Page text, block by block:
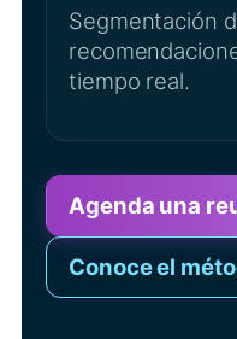
Segmentación
tiempo real.
Agenda una
Conoce el